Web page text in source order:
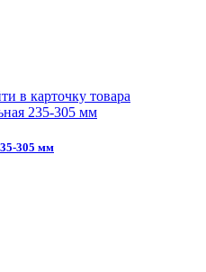
в карточку товара
305 мм